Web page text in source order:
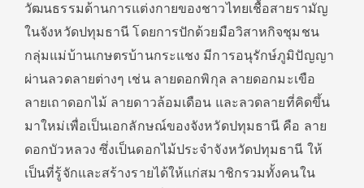
วัฒนธรรมด้านการแต่งกายของชาวไทยเชื้อสายรามัญ
ในจังหวัดปทุมธานี โดยการปักด้วยมือวิสาหกิจชุมชน
กลุ่มแม่บ้านเกษตรบ้านกระแชง มีการอนุรักษ์ภูมิปัญญา
ผ่านลวดลายต่างๆ เช่น ลายดอกพิกุล ลายดอกมะเขือ
ลายเถาดอกไม้ ลายดาวล้อมเดือน และลวดลายที่คิดขึ้น
มาใหม่เพื่อเป็นเอกลักษณ์ของจังหวัดปทุมธานี คือ ลาย
ดอกบัวหลวง ซึ่งเป็นดอกไม้ประจำจังหวัดปทุมธานี ให้
เป็นที่รู้จักและสร้างรายได้ให้แก่สมาชิกรวมทั้งคนใน